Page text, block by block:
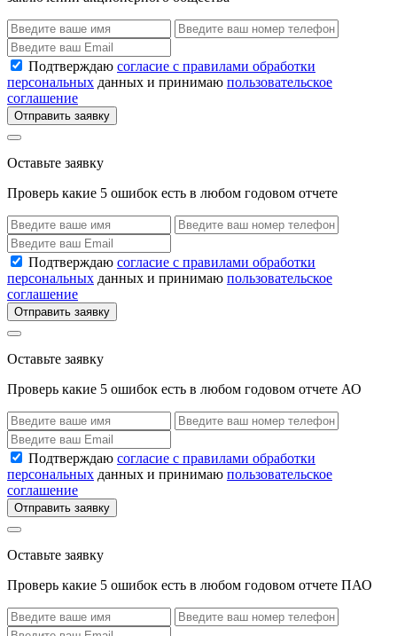
Подтверждаю согласие с правилами обработки
персональных данных и принимаю пользовательское
соглашение
Отправить заявку
Оставьте заявку
Проверь какие 5 ошибок есть в любом годовом отчете
Подтверждаю согласие с правилами обработки
персональных данных и принимаю пользовательское
соглашение
Отправить заявку
Оставьте заявку
Проверь какие 5 ошибок есть в любом годовом отчете АО
Подтверждаю согласие с правилами обработки
персональных данных и принимаю пользовательское
соглашение
Отправить заявку
Оставьте заявку
Проверь какие 5 ошибок есть в любом годовом отчете ПАО